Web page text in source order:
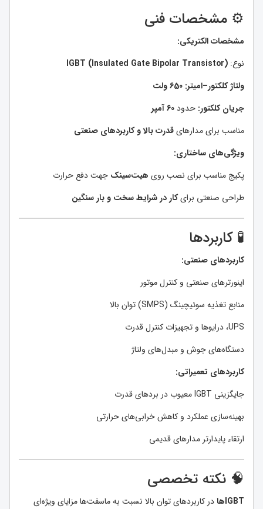
⚙️ مشخصات فنی
مشخصات الکتریکی:
نوع: IGBT (Insulated Gate Bipolar Transistor)
ولتاژ کلکتور–امیتر: 650 ولت
جریان کلکتور: حدود 60 آمپر
مناسب برای مدارهایقدرت بالا و کاربردهای صنعتی
ویژگی‌های ساختاری:
پکیج مناسب برای نصب روی هیت‌سینک جهت دفع حرارت
طراحی صنعتی برایکار در شرایط سخت و بار سنگین
🧪 کاربردها
کاربردهای صنعتی:
اینورترهای صنعتی و کنترل موتور
منابع تغذیه سوئیچینگ (SMPS) توان بالا
UPS، درایوها و تجهیزات کنترل قدرت
دستگاه‌های جوش و مبدل‌های ولتاژ
کاربردهای تعمیراتی:
جایگزینی IGBT معیوب در بردهای قدرت
بهینه‌سازی عملکرد و کاهش خرابی‌های حرارتی
ارتقاء پایدارتر مدارهای قدیمی
🧠 نکته تخصصی
IGBTها
در کاربردهای توان بالا نسبت به ماسفت‌ها مزایای ویژه‌ای